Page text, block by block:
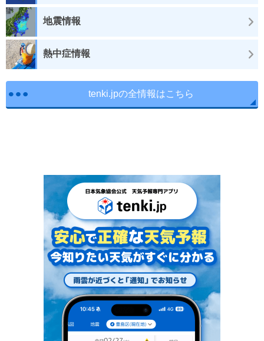
地震情報
熱中症情報
tenki.jpの全情報はこちら